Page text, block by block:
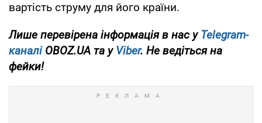
вартість струму для його країни.
Лише перевірена інформація в нас уTelegram-
каналіOBOZ.UA та уViber. Не ведіться на
фейки!